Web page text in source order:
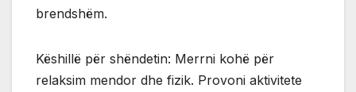
brendshëm.
Këshillë për shëndetin: Merrni kohë për
relaksim mendor dhe fizik. Provoni aktivitete